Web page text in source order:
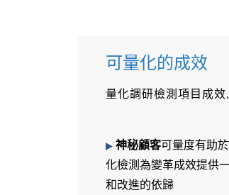
可量化的成效
量化調研檢測項目成
神秘顧客可量度有助
化檢測為變革成效提供
和改進的依歸